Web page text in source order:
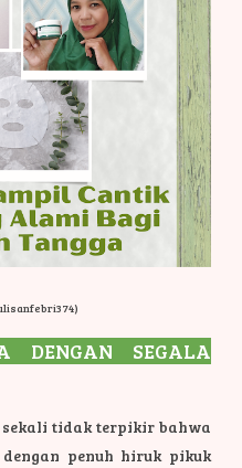
DENGAN SEGALA
sekali tidak terpikir bahwa
penuh hiruk pikuk